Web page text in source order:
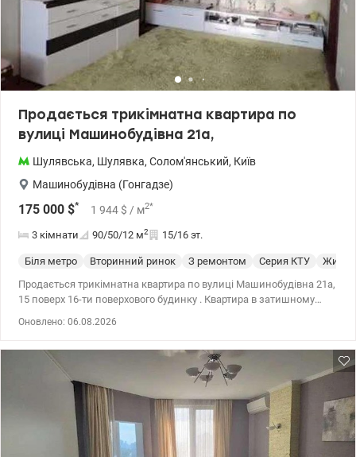
Продається трикімнатна квартира по
вулиці Машинобудівна 21а,
Шулявська, Шулявка, Солом'янський, Київ
Машинобудівна (Гонгадзе)
175 000 $* 1 944 $ / м2*
3 кімнати 90/50/12 м2 15/16 эт.
Біля метро Вторинний ринок З ремонтом Серия КТУ
Жилое
Продається трикімнатна квартира по вулиці Машинобудівна 21а,
15 поверх 16-ти поверхового будинку . Квартира в затишному
придбання паркомісця. Опалення від власної котельні , в під'їзді
є консьєрж. 044 200 10 80 valion.ua/1149799
Оновлено: 06.08.2026